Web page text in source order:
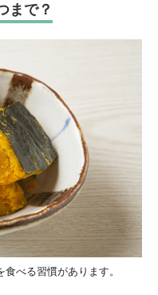
まで？
べる習慣があります。